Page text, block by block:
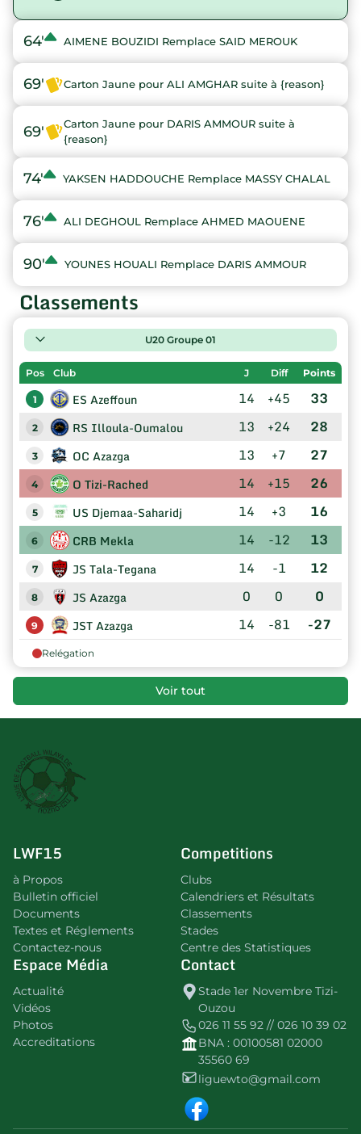
64' AIMENE BOUZIDI Remplace SAID MEROUK
69' Carton Jaune pour ALI AMGHAR suite à {reason}
69'
Carton Jaune pour DARIS AMMOUR suite à
{reason}
74' YAKSEN HADDOUCHE Remplace MASSY CHALAL
76' ALI DEGHOUL Remplace AHMED MAOUENE
90' YOUNES HOUALI Remplace DARIS AMMOUR
Classements
U20 Groupe 01
Pos Club J Diff Points
1 ES Azeffoun 14 +45 33
2 RS Illoula-Oumalou 13 +24 28
3 OC Azazga 13 +7 27
4 O Tizi-Rached 14 +15 26
5 US Djemaa-Saharidj 14 +3 16
6 CRB Mekla 14 -12 13
7 JS Tala-Tegana 14 -1 12
8 JS Azazga 0 0 0
9 JST Azazga 14 -81 -27
Relégation
Voir tout
LWF15
à Propos
Bulletin officiel
Documents
Textes et Réglements
Contactez-nous
Competitions
Clubs
Calendriers et Résultats
Classements
Stades
Centre des Statistiques
Espace Média
Actualité
Vidéos
Photos
Accreditations
Contact
Stade 1er Novembre Tizi-
Ouzou
026 11 55 92 // 026 10 39 02
BNA : 00100581 02000
35560 69
liguewto@gmail.com